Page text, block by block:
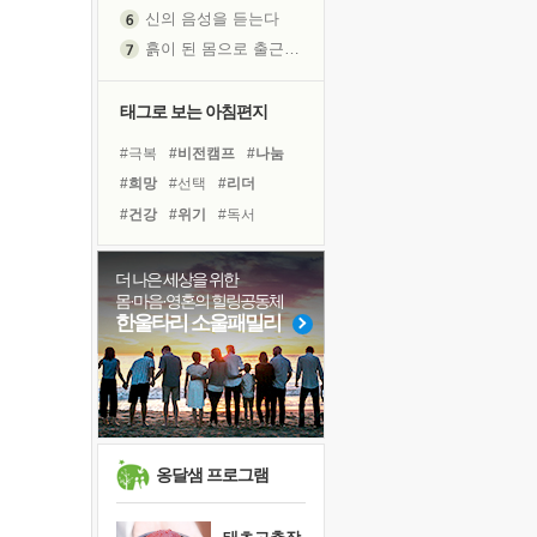
극과 극의 양 끝단
극심한 변비, 어깨결림, 수면 장애
보고 싶은 어머니
유년 시절의 부산 영도 바다
못된 꼰대들
거울 속의 나
희망이란
'모른다'는 것
귀를 열고 마음을 내어주고
태그로 보는 아침편지
#극복 #비전캠프
#나눔
#희망
#선택
#리더
#건강
#위기
#독서
#독서캠프
#힐링
#다짐
#도움
#삶 #계획
#명상
#바이러스
#링컨학교
#사람
#경험 #아이들
더 나은 세상을 위한
몸·마음·영혼의 힐링공동체
한울타리 소울패밀리
옹달샘 프로그램